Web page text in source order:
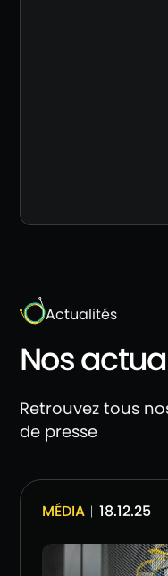
Actualités
Nos
Retrouvez tous
de presse
MÉDIA ︱18.12.25